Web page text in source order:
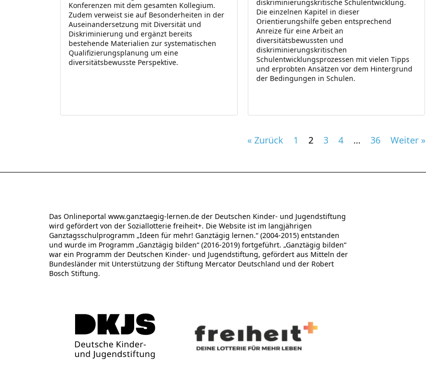
Konferenzen mit dem gesamten Kollegium.
Zudem verweist sie auf Besonderheiten in der
Auseinandersetzung mit Diversität und
Diskriminierung und ergänzt bereits
bestehende Materialien zur systematischen
Qualifizierungsplanung um eine
diversitätsbewusste Perspektive.
diskriminierungskritische Schulentwicklung.
Die einzelnen Kapitel in dieser
Orientierungshilfe geben entsprechend
Anreize für eine Arbeit an
diversitätsbewussten und
diskriminierungskritischen
Schulentwicklungsprozessen mit vielen Tipps
und erprobten Ansätzen vor dem Hintergrund
der Bedingungen in Schulen.
Navigation
« Zurück 1 2 3 4 … 36 Weiter »
Das Onlineportal www.ganztaegig-lernen.de der Deutschen Kinder- und Jugendstiftung
wird gefördert von der Soziallotterie freiheit+. Die Website ist im langjährigen
Ganztagsschulprogramm „Ideen für mehr! Ganztägig lernen.“ (2004-2015) entstanden
und wurde im Programm „Ganztägig bilden“ (2016-2019) fortgeführt. „Ganztägig bilden“
war ein Programm der Deutschen Kinder- und Jugendstiftung, gefördert aus Mitteln der
Bundesländer mit Unterstützung der Stiftung Mercator Deutschland und der Robert
Bosch Stiftung.